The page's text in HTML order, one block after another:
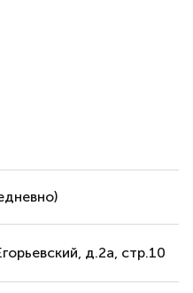
д.2а, стр.10